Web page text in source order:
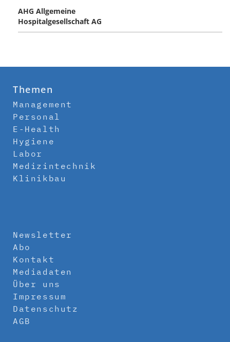
AHG Allgemeine
Hospitalgesellschaft AG
Themen
Management
Personal
E-Health
Hygiene
Labor
Medizintechnik
Klinikbau
Newsletter
Abo
Kontakt
Mediadaten
Über uns
Impressum
Datenschutz
AGB